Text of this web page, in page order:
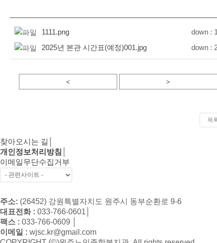
1111.png down :
2025년 본관 시간표(예정)001.jpg
down :
< >
목
찾아오시는 길
개인정보처리방침
이메일무단수집거부
주소: (26452) 강원특별자치도 원주시 동부순환로 9-6
대표전화 : 033-766-0601
팩스 : 033-766-0609
이메일 : wjsc.kr@gmail.com